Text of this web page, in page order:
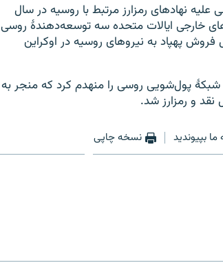
نهادهای رمزارز مرتبط با روسیه در سال
دفتر کنترل سرمایه‌های خارجی ایالات متحده سه توسعه‌دهندهٔ روسی
پهپاد به نیروهای روسیه در اوکراین
یک شبکهٔ پول‌شویی روسی را منهدم کرد که منجر به
ما بپیوندید نسخه چاپی